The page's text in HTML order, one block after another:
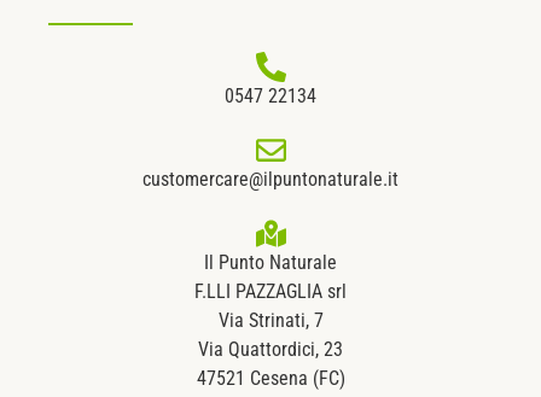
0547 22134
customercare@ilpuntonaturale.it
Il Punto Naturale
F.LLI PAZZAGLIA srl
Via Strinati, 7
Via Quattordici, 23
47521 Cesena (FC)